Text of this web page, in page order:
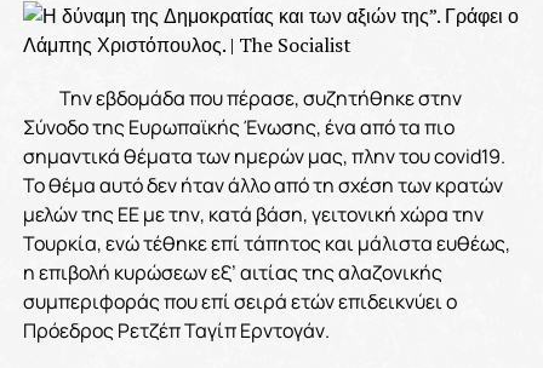
Την εβδομάδα που πέρασε, συζητήθηκε στην
Σύνοδο της Ευρωπαϊκής Ένωσης, ένα από τα πιο
σημαντικά θέματα των ημερών μας, πλην του covid19.
Το θέμα αυτό δεν ήταν άλλο από τη σχέση των κρατών
μελών της ΕΕ με την, κατά βάση, γειτονική χώρα την
Τουρκία, ενώ τέθηκε επί τάπητος και μάλιστα ευθέως,
η επιβολή κυρώσεων εξ’ αιτίας της αλαζονικής
συμπεριφοράς που επί σειρά ετών επιδεικνύει ο
Πρόεδρος Ρετζέπ Ταγίπ Ερντογάν.